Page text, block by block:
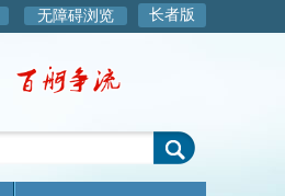
无障碍浏览 长者版